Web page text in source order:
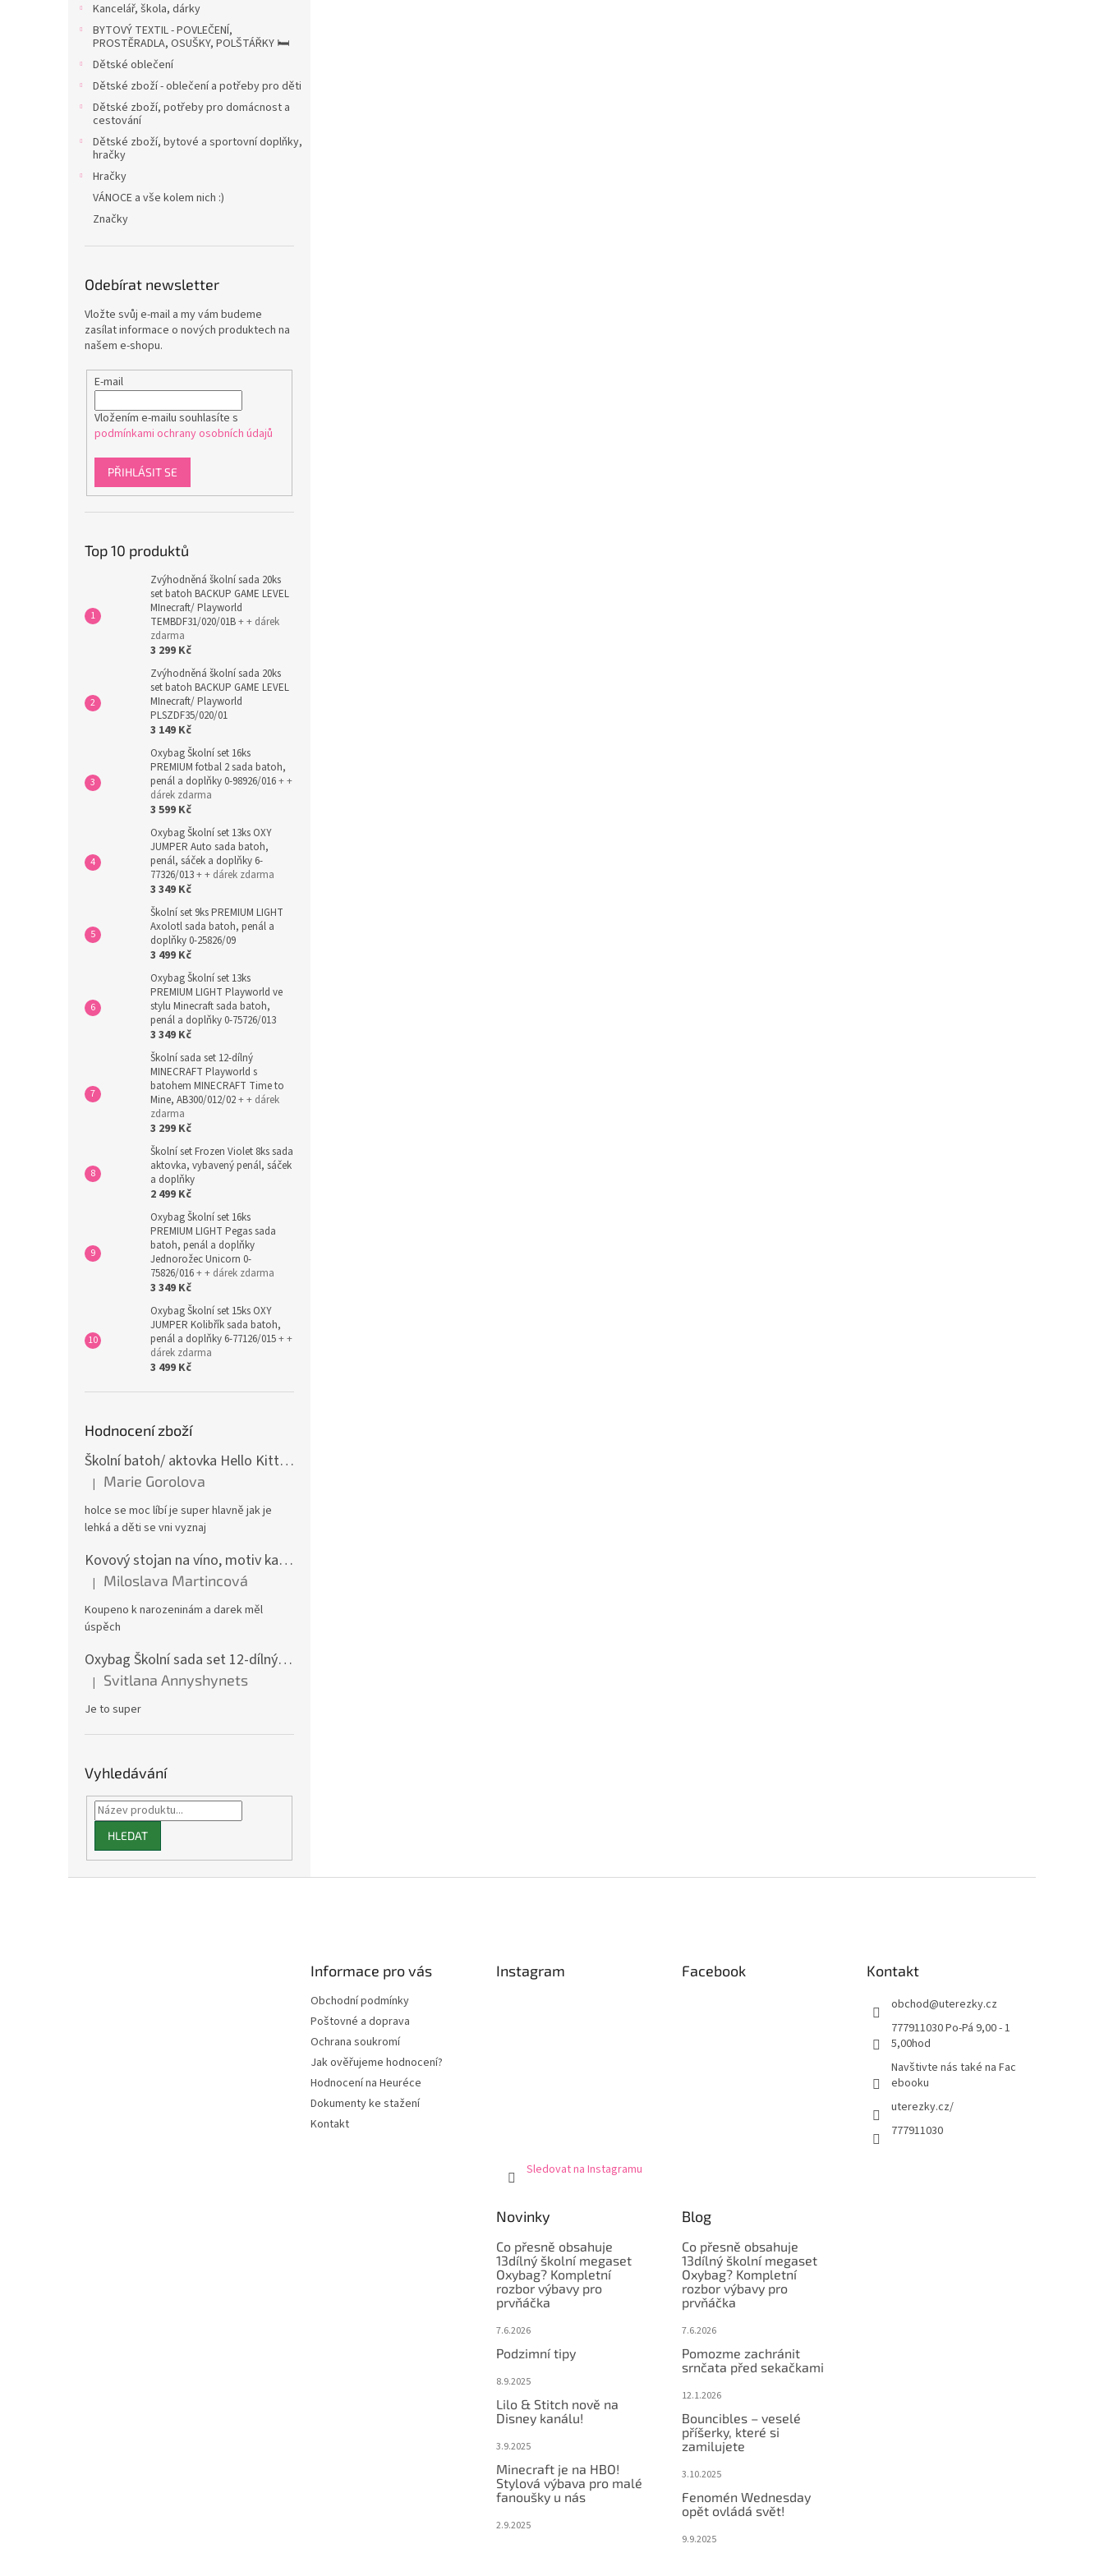
Kancelář, škola, dárky
BYTOVÝ TEXTIL - POVLEČENÍ,
PROSTĚRADLA, OSUŠKY, POLŠTÁŘKY 🛏️
Dětské oblečení
Dětské zboží - oblečení a potřeby pro děti
Dětské zboží, potřeby pro domácnost a
cestování
Dětské zboží, bytové a sportovní doplňky,
hračky
Hračky
VÁNOCE a vše kolem nich :)
Značky
Odebírat newsletter
Vložte svůj e-mail a my vám budeme
zasílat informace o nových produktech na
našem e-shopu.
E-mail
Vložením e-mailu souhlasíte s
podmínkami ochrany osobních údajů
PŘIHLÁSIT SE
Top 10 produktů
Zvýhodněná školní sada 20ks
set batoh BACKUP GAME LEVEL
MInecraft/ Playworld
TEMBDF31/020/01B+ + dárek
zdarma
3 299 Kč
Zvýhodněná školní sada 20ks
set batoh BACKUP GAME LEVEL
MInecraft/ Playworld
PLSZDF35/020/01
3 149 Kč
Oxybag Školní set 16ks
PREMIUM fotbal 2 sada batoh,
penál a doplňky 0-98926/016+ +
dárek zdarma
3 599 Kč
Oxybag Školní set 13ks OXY
JUMPER Auto sada batoh,
penál, sáček a doplňky 6-
77326/013+ + dárek zdarma
3 349 Kč
Školní set 9ks PREMIUM LIGHT
Axolotl sada batoh, penál a
doplňky 0-25826/09
3 499 Kč
Oxybag Školní set 13ks
PREMIUM LIGHT Playworld ve
stylu Minecraft sada batoh,
penál a doplňky 0-75726/013
3 349 Kč
Školní sada set 12-dílný
MINECRAFT Playworld s
batohem MINECRAFT Time to
Mine, AB300/012/02+ + dárek
zdarma
3 299 Kč
Školní set Frozen Violet 8ks sada
aktovka, vybavený penál, sáček
a doplňky
2 499 Kč
Oxybag Školní set 16ks
PREMIUM LIGHT Pegas sada
batoh, penál a doplňky
Jednorožec Unicorn 0-
75826/016+ + dárek zdarma
3 349 Kč
Oxybag Školní set 15ks OXY
JUMPER Kolibřík sada batoh,
penál a doplňky 6-77126/015+ +
dárek zdarma
3 499 Kč
Hodnocení zboží
Školní batoh/ aktovka Hello Kitty, růžová
Hodnocení produktu je 5 z 5 hvězdiček.
| Marie Gorolova
holce se moc líbí je super hlavně jak je
lehká a děti se vni vyznaj
Kovový stojan na víno, motiv kamion
Hodnocení produktu je 5 z 5 hvězdiček.
| Miloslava Martincová
Koupeno k narozeninám a darek měl
úspěch
Oxybag Školní sada set 12-dílný OXY GO Playworld ve stylu Minecraft - batoh, penál, sáček a doplňky 0-47126/012
Hodnocení produktu je 5 z 5 hvězdiček.
| Svitlana Annyshynets
Je to super
Vyhledávání
HLEDAT
Informace pro vás
Obchodní podmínky
Poštovné a doprava
Ochrana soukromí
Jak ověřujeme hodnocení?
Hodnocení na Heuréce
Dokumenty ke stažení
Kontakt
Instagram
Sledovat na Instagramu
Facebook Kontakt
obchod@uterezky.cz
777911030 Po-Pá 9,00 - 1
5,00hod
Navštivte nás také na Fac
ebooku
uterezky.cz/
777911030
Novinky
Co přesně obsahuje
13dílný školní megaset
Oxybag? Kompletní
rozbor výbavy pro
prvňáčka
7.6.2026
Podzimní tipy
8.9.2025
Lilo & Stitch nově na
Disney kanálu!
3.9.2025
Minecraft je na HBO!
Stylová výbava pro malé
fanoušky u nás
2.9.2025
Blog
Co přesně obsahuje
13dílný školní megaset
Oxybag? Kompletní
rozbor výbavy pro
prvňáčka
7.6.2026
Pomozme zachránit
srnčata před sekačkami
12.1.2026
Bouncibles – veselé
příšerky, které si
zamilujete
3.10.2025
Fenomén Wednesday
opět ovládá svět!
9.9.2025